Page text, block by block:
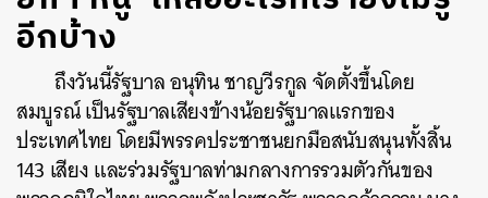
อีกบ้าง
ถึงวันนี้รัฐบาล อนุทิน ชาญวีรกูล จัดตั้งขึ้นโดย
สมบูรณ์ เป็นรัฐบาลเสียงข้างน้อยรัฐบาลแรกของ
ประเทศไทย โดยมีพรรคประชาชนยกมือสนับสนุนทั้งสิ้น
143 เสียง และร่วมรัฐบาลท่ามกลางการรวมตัวกันของ